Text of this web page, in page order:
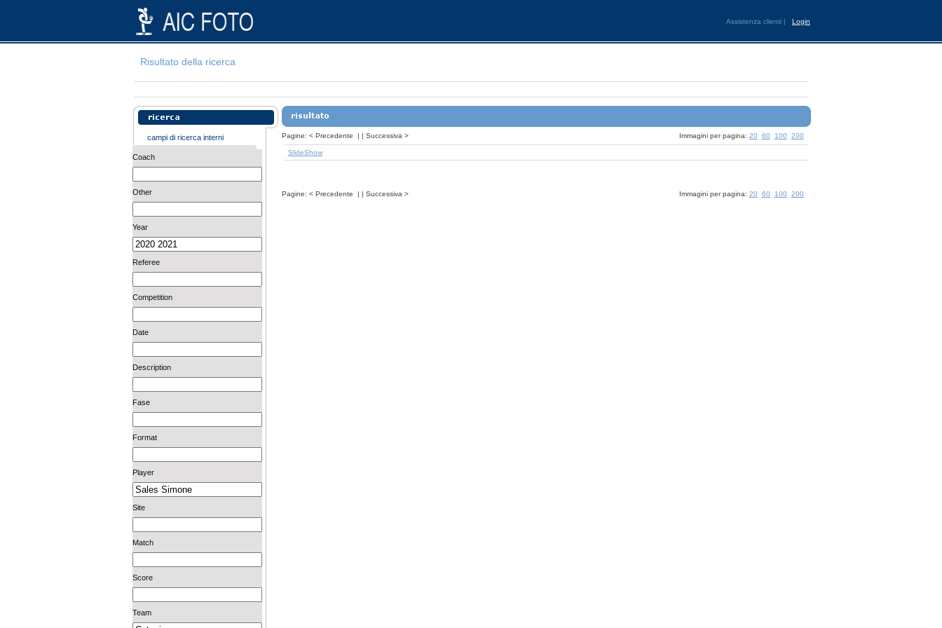
Assistenza clienti | Login
Risultato della ricerca
campi di ricerca interni
Coach
Other
Year
Referee
Competition
Date
Description
Fase
Format
Player
Site
Match
Score
Team
Pagine: < Precedente | | Successiva > Immagini per pagina: 20 60 100 200
SlideShow
Pagine: < Precedente | | Successiva > Immagini per pagina: 20 60 100 200